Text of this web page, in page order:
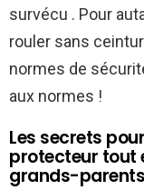
survécu . Pour
rouler sans
normes de
aux normes !
Les secrets
protecteur tout
grands-parents